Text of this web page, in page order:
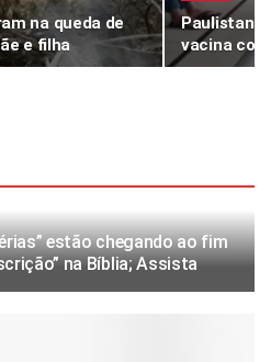
na queda de
e filha
vacina
estão chegando ao fim
na Bíblia; Assista